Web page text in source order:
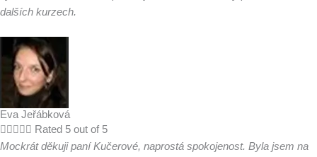
dalších kurzech.
Eva Jeřábková
     Rated 5 out of 5
Mockrát děkuji paní Kučerové, naprostá spokojenost. Byla jsem na